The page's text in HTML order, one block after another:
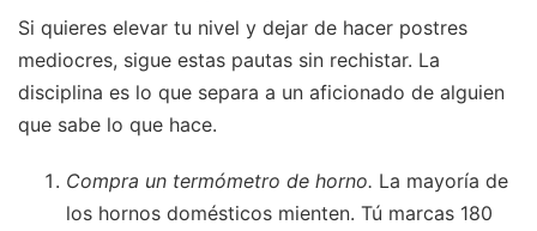
Si quieres elevar tu nivel y dejar de hacer postres
mediocres, sigue estas pautas sin rechistar. La
disciplina es lo que separa a un aficionado de alguien
que sabe lo que hace.
Compra un termómetro de horno. La mayoría de
los hornos domésticos mienten. Tú marcas 180